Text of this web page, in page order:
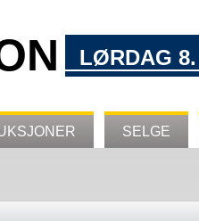
LØRDAG 8.
SELGE